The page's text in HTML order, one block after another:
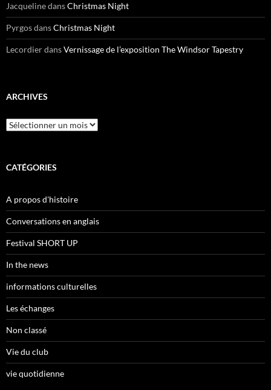
JacquelinedansChristmas Night
PyrgosdansChristmas Night
LecordierdansVernissage de l’exposition The Windsor Tapestry
ARCHIVES
Archives
CATÉGORIES
A propos d'histoire
Conversations en anglais
Festival SHORT UP
In the news
informations culturelles
Les échanges
Non classé
Vie du club
vie quotidienne